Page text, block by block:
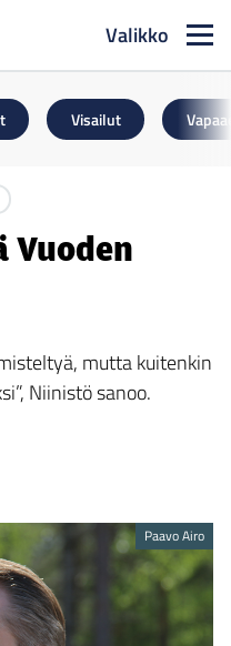
Valikko
Visailut
Vuoden
mutta kuitenkin
Niinistö sanoo.
Paavo Airo